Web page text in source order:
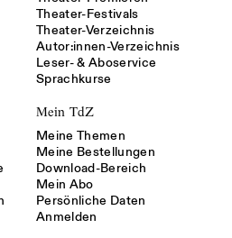
Theater-Festivals
Theater-Verzeichnis
Autor:innen-Verzeichnis
Leser- & Aboservice
Sprachkurse
Mein TdZ
Meine Themen
Meine Bestellungen
Download-Bereich
Mein Abo
Persönliche Daten
Anmelden